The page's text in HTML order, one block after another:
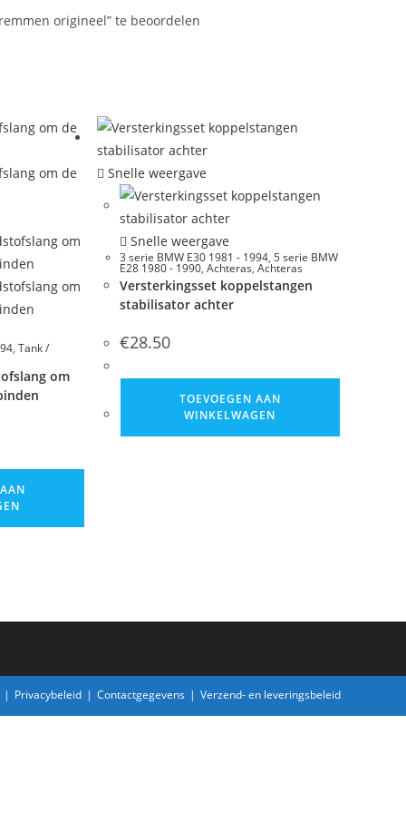
origineel” te beoordelen
, Tank /
om
Snelle weergave
Snelle weergave
3 serie BMW E30 1981 - 1994, 5 serie BMW
E28 1980 - 1990, Achteras, Achteras
Versterkingsset koppelstangen
stabilisator achter
€28.50
TOEVOEGEN AAN
WINKELWAGEN
Privacybeleid Contactgegevens Verzend- en leveringsbeleid